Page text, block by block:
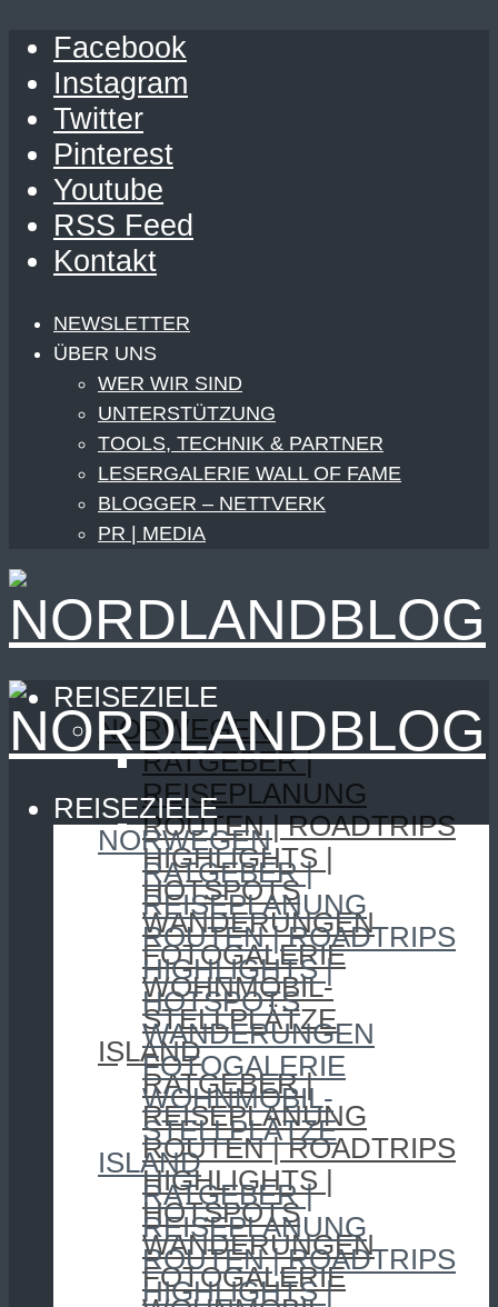
Facebook
Instagram
Twitter
Pinterest
Youtube
RSS Feed
Kontakt
NEWSLETTER
ÜBER UNS
WER WIR SIND
UNTERSTÜTZUNG
TOOLS, TECHNIK & PARTNER
LESERGALERIE WALL OF FAME
BLOGGER – NETTVERK
PR | MEDIA
REISEZIELE
NORWEGEN
RATGEBER |
REISEPLANUNG
ROUTEN | ROADTRIPS
HIGHLIGHTS |
HOTSPOTS
WANDERUNGEN
FOTOGALERIE
WOHNMOBIL-
STELLPLÄTZE
ISLAND
RATGEBER |
REISEPLANUNG
ROUTEN | ROADTRIPS
HIGHLIGHTS |
HOTSPOTS
WANDERUNGEN
FOTOGALERIE
REISEZIELE
NORWEGEN
RATGEBER |
REISEPLANUNG
ROUTEN | ROADTRIPS
HIGHLIGHTS |
HOTSPOTS
WANDERUNGEN
FOTOGALERIE
WOHNMOBIL-
STELLPLÄTZE
ISLAND
RATGEBER |
REISEPLANUNG
ROUTEN | ROADTRIPS
HIGHLIGHTS |